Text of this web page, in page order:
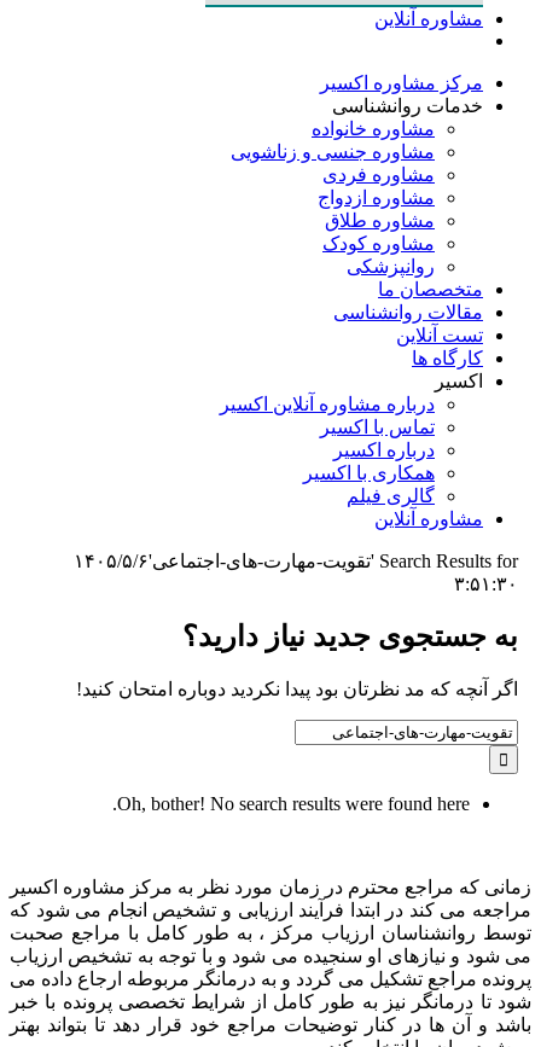
مشاوره آنلاین
مرکز مشاوره اکسیر
خدمات روانشناسی
مشاوره خانواده
مشاوره جنسی و زناشویی
مشاوره فردی
مشاوره ازدواج
مشاوره طلاق
مشاوره کودک
روانپزشکی
متخصصان ما
مقالات روانشناسی
تست آنلاین
کارگاه ها
اکسیر
درباره مشاوره آنلاین اکسیر
تماس با اکسیر
درباره اکسیر
همکاری با اکسیر
گالری فیلم
مشاوره آنلاین
Search Results for 'تقویت-مهارت-های-اجتماعی'
۱۴۰۵/۵/۶
۳:۵۱:۳۰
به جستجوی جديد نياز داريد؟
اگر آنچه که مد نظرتان بود پیدا نکردید دوباره امتحان کنید!
Search
for:
Oh, bother! No search results were found here.
زمانی که مراجع محترم در زمان مورد نظر به مرکز مشاوره اکسیر
مراجعه می کند در ابتدا فرآیند ارزیابی و تشخیص انجام می شود که
توسط روانشناسان ارزیاب مرکز ، به طور کامل با مراجع صحبت
می شود و نیازهای او سنجیده می شود و با توجه به تشخیص ارزیاب
پرونده مراجع تشکیل می گردد و به درمانگر مربوطه ارجاع داده می
شود تا درمانگر نیز به طور کامل از شرایط تخصصی پرونده با خبر
باشد و آن ها در کنار توضیحات مراجع خود قرار دهد تا بتواند بهتر